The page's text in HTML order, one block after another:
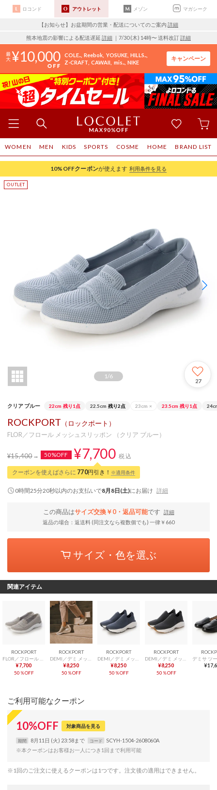
ロコンド アウトレット メゾン マガシーク
【お知らせ】お盆期間の営業・配送についてのご案内 詳細
熊本地震の影響による配送遅延 詳細 ｜7/30 (木) 14時〜 送料改訂詳細
10,000 COLE.. Reebok YOSUKE HILLS..
Z-CRAFT CAWAII mis.. NIKE
キャンペーン
WOMEN MEN KIDS SPORTS COSME HOME BRAND LIST
10%OFFクーポンが使えます 利用条件を見る
1 /6
27
クリア ブルー 22cm 残り1点 22.5cm 残り2点 23cm × 23.5cm 残り1点
ROCKPORT （ロックポート）
FLOR／フロール メッシュスリッポン （クリア ブルー）
¥15,400 50%OFF ¥7,700 税込
クーポンを使えばさらに 770円引き！ ※適用条件
0時間25分19秒以内のお支払いで8月8日(土)にお届け 詳細
この商品はサイズ交換￥0・返品可能です
詳細
返品の場合：返送料 (同注文なら複数個でも) 一律￥660
サイズ・色を選ぶ
関連アイテム
ROCKPORT
¥7,700
50％OFF
ROCKPORT
¥8,250
50％OFF
ROCKPORT
¥8,250
50％OFF
ROCKPORT
¥8,250
50％OFF
ご利用可能なクーポン
10%OFF 対象商品を見る
期間 8月11日 (火) 23:58まで コード
SCYH-1504-2608060A
※本クーポンはお客様お一人につき1回まで利用可能
※1回のご注文に使えるクーポンは1つです。注文後の適用はできません。